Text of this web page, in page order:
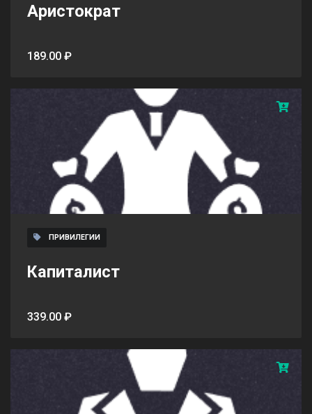
Аристократ
189.00 ₽
ПРИВИЛЕГИИ
Капиталист
339.00 ₽